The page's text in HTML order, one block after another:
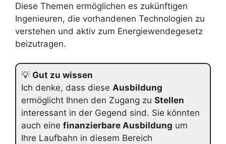
Diese Themen ermöglichen es zukünftigen
Ingenieuren, die vorhandenen Technologien zu
verstehen und aktiv zum Energiewendegesetz
beizutragen.
💡 Gut zu wissen
Ich denke, dass diese Ausbildung
ermöglicht Ihnen den Zugang zu Stellen
interessant in der Gegend sind. Sie könnten
auch eine finanzierbare Ausbildung um
Ihre Laufbahn in diesem Bereich